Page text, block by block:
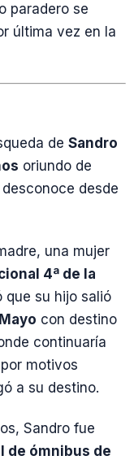
paradero se
última vez en la
de Sandro
oriundo de
desde
una mujer
4ª de la
que su hijo salió
con destino
continuaría
motivos
a su destino.
Sandro fue
de ómnibus de